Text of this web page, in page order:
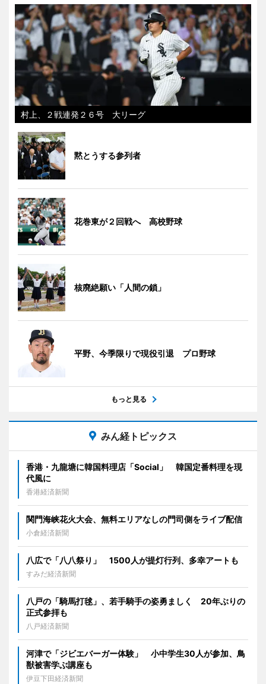
村上、２戦連発２６号 大リーグ
黙とうする参列者
花巻東が２回戦へ 高校野球
核廃絶願い「人間の鎖」
平野、今季限りで現役引退 プロ野球
もっと見る
みん経トピックス
香港・九龍塘に韓国料理店「Social」 韓国定番料理を現
代風に
香港経済新聞
関門海峡花火大会、無料エリアなしの門司側をライブ配信
小倉経済新聞
八広で「八八祭り」 1500人が提灯行列、多幸アートも
すみだ経済新聞
八戸の「騎馬打毬」、若手騎手の姿勇ましく 20年ぶりの
正式参拝も
八戸経済新聞
河津で「ジビエバーガー体験」 小中学生30人が参加、鳥
獣被害学ぶ講座も
伊豆下田経済新聞